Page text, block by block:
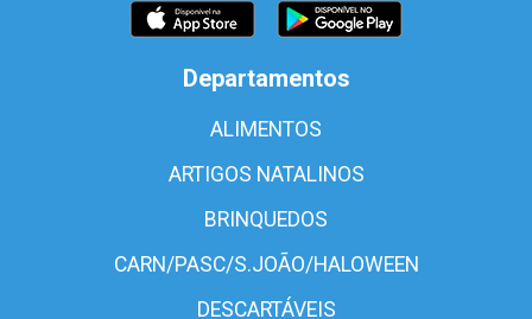
Departamentos
ALIMENTOS
ARTIGOS NATALINOS
BRINQUEDOS
CARN/PASC/S.JOÃO/HALOWEEN
DESCARTÁVEIS